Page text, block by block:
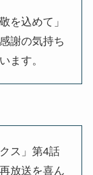
を込めて」
謝の気持ち
ます。
ス」第4話
放送を喜ん